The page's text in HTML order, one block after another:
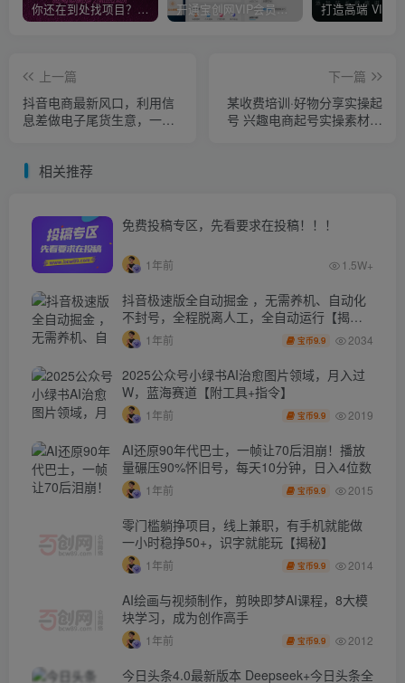
你还在到处找项目？还在当韭菜？我靠卖项目一个月收入5万+，曾经我也是个失败者。 开通宝创网VIP会员，尊享全站资源免费下载，享70%的推广提成！！【限时五折优惠】
上一篇
抖音电商最新风口，利用信
息差做电子尾货生意，一年
下一篇
某收费培训·好物分享实操起
号 兴趣电商起号实操素材共
相关推荐
免费投稿专区，先看要求在投稿！！！
1年前 1.5W+
抖音极速版全自动掘金 ，无需养机、自动化
不封号，全程脱离人工，全自动运行【揭
秘】 1年前 宝币9.9 2034
2025公众号小绿书AI治愈图片领域，月入过
W，蓝海赛道【附工具+指令】
1年前 宝币9.9 2019
AI还原90年代巴士，一帧让70后泪崩！播放
量碾压90%怀旧号，每天10分钟，日入4位数
1年前 宝币9.9 2015
零门槛躺挣项目，线上兼职，有手机就能做
一小时稳挣50+，识字就能玩【揭秘】
1年前 宝币9.9 2014
AI绘画与视频制作，剪映即梦AI课程，8大模
块学习，成为创作高手
1年前 宝币9.9 2012
今日头条4.0最新版本 Deepseek+今日头条全